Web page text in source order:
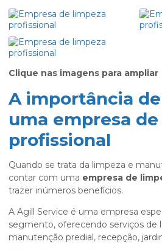
Clique nas imagens para ampliar
A importância
uma empresa
profissional
Quando se trata da limpeza e
contar com uma empresa de
trazer inúmeros benefícios.
A Agill Service é uma empresa
segmento, oferecendo serviços de
manutenção predial, recepção,